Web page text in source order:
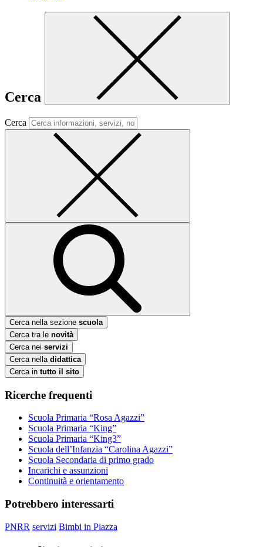
Cerca
Cerca
Cerca nella sezione scuola
Cerca tra le novità
Cerca nei servizi
Cerca nella didattica
Cerca in tutto il sito
Ricerche frequenti
Scuola Primaria “Rosa Agazzi”
Scuola Primaria “King”
Scuola Primaria “King3”
Scuola dell’Infanzia “Carolina Agazzi”
Scuola Secondaria di primo grado
Incarichi e assunzioni
Continuità e orientamento
Potrebbero interessarti
PNRR servizi Bimbi in Piazza